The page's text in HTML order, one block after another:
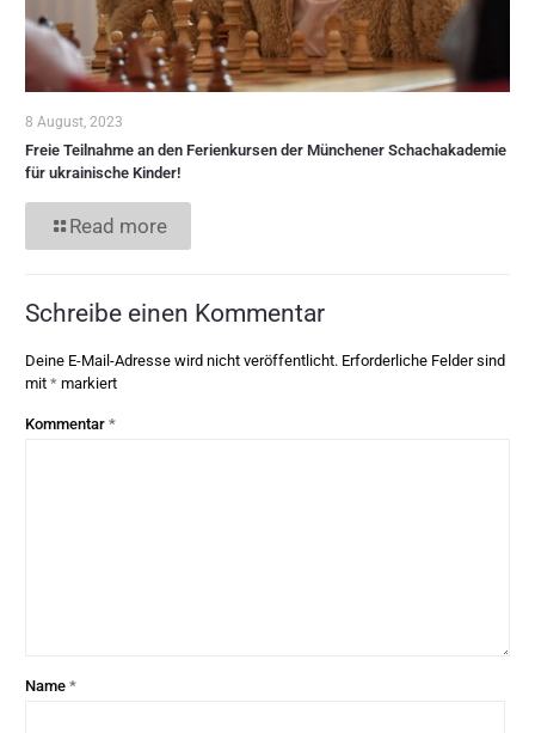
8 August, 2023
Freie Teilnahme an den Ferienkursen der Münchener Schachakademie
für ukrainische Kinder!
Read more
Schreibe einen Kommentar
Deine E-Mail-Adresse wird nicht veröffentlicht. Erforderliche Felder sind
mit * markiert
Kommentar *
Name *